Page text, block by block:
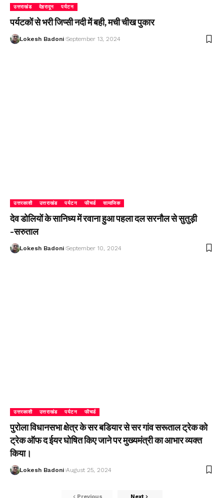
उत्तराखंड देहरादून पर्यटन
पर्यटकों से भरी जिप्सी नदी में बही, मची चीख पुकार
Lokesh Badoni September 13, 2024
उत्तरकाशी उत्तराखंड पर्यटन फीचर्ड सामाजिक
देव डोलियों के सानिध्य में रवाना हुआ पहला दल सरनौल से सुतुड़ी
-सरुताल
Lokesh Badoni September 10, 2024
उत्तरकाशी उत्तराखंड पर्यटन फीचर्ड
पुरोला विधानसभा क्षेत्र के सर बडियार से सर गांव सरूताल ट्रेक को
ट्रेक ऑफ द ईयर घोषित किए जाने पर मुख्यमंत्री का आभार व्यक्त
किया।
Lokesh Badoni August 25, 2024